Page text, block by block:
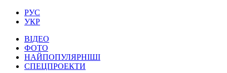
РУС
УКР
ВІДЕО
ФОТО
НАЙПОПУЛЯРНІШІ
СПЕЦПРОЕКТИ